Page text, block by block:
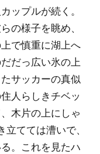
ップルが続く。
の様子を眺め、
で慎重に湖上へ
だっ広い氷の上
サッカーの真似
人らしきチベッ
木片の上にしゃ
てては漕いで、
。これを見たハ